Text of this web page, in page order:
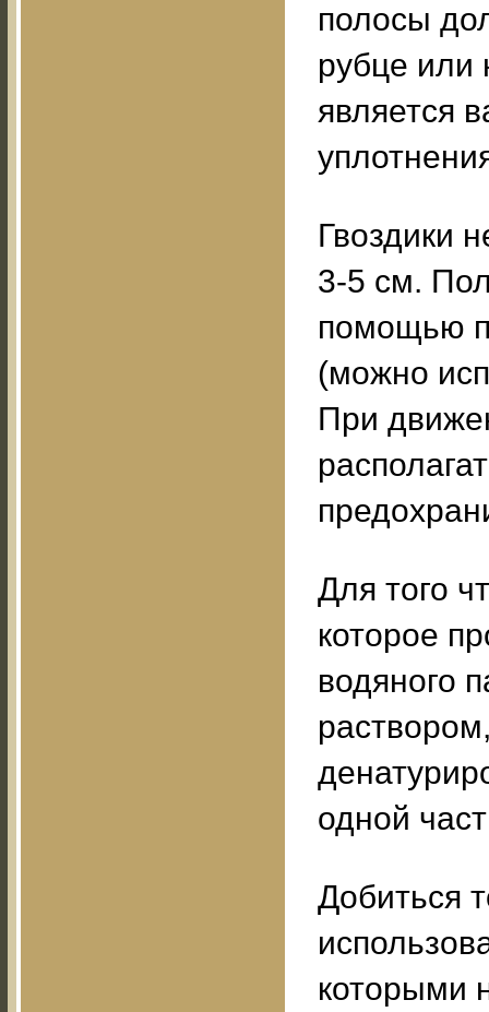
полосы
рубце или
является
Гвоздики
3-5 см.
помощью
(можно
При
Для того
которое
водяного
одной
Добиться
которыми